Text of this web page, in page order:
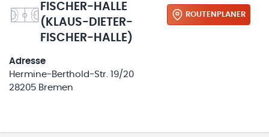
FISCHER-HALLE
(KLAUS-DIETER-
FISCHER-HALLE)
ROUTENPLANER
Adresse
Hermine-Berthold-Str. 19/20
28205 Bremen